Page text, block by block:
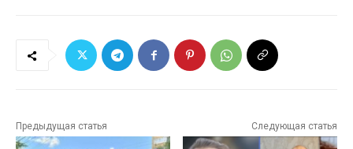
Предыдущая статья Следующая статья